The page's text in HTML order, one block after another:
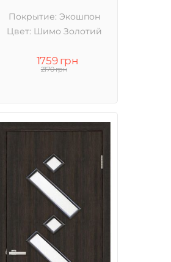
Покрытие: Экошпон
Цвет: Шимо Золотий
1759 грн
2170 грн